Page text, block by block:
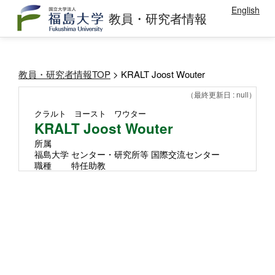
教員・研究者情報 English
教員・研究者情報TOP > KRALT Joost Wouter
（最終更新日 : null）
クラルト ヨースト ワウター
KRALT Joost Wouter
所属
福島大学 センター・研究所等 国際交流センター
職種
特任助教